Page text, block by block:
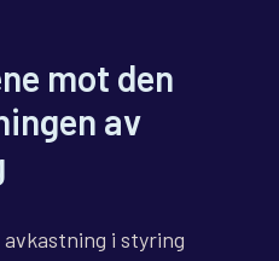
mot den
av
i styring